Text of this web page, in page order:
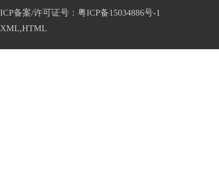
ICP备案/许可证号：粤ICP备15034886号-1
XML,HTML